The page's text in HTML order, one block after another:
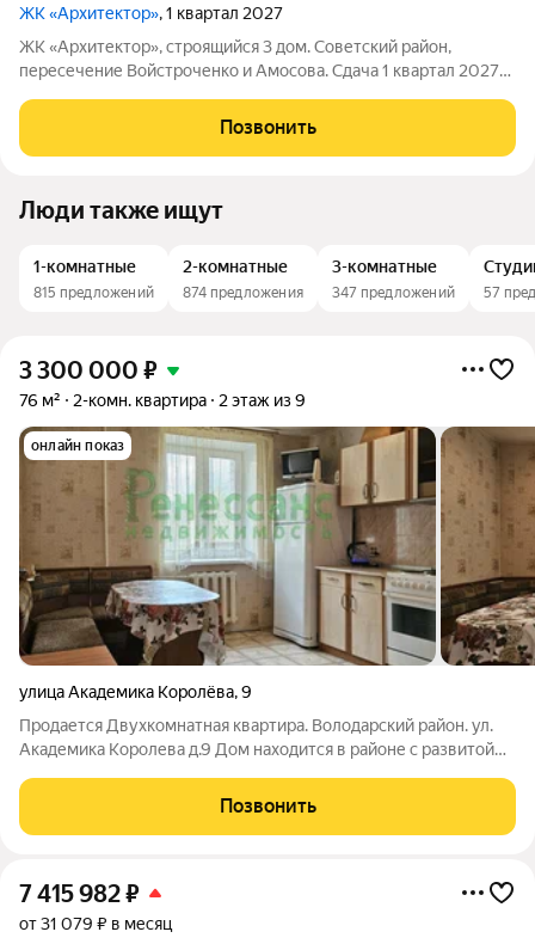
ЖК «Архитектор», 1 квартал 2027
ЖК «Архитектор», строящийся 3 дом. Советский район,
пересечение Войстроченко и Амосова. Сдача 1 квартал 2027
Современный кирпичный дом комфорт-класса с
дополнительным наружным утеплением
Позвонить
Люди также ищут
1-комнатные
815 предложений
2-комнатные
874 предложения
3-комнатные
347 предложений 57
3 300 000 ₽
76 м² 2-комн. квартира 2 этаж из 9
онлайн показ
улица Академика Королёва,9
Продается Двухкомнатная квартира. Володарский район. ул.
Академика Королева д.9 Дом находится в районе с развитой
водоснабжение. Комнаты изолированные. Возможность
переделать в трехкомнатную
Позвонить
7 415 982₽
от 31 079 ₽ в месяц